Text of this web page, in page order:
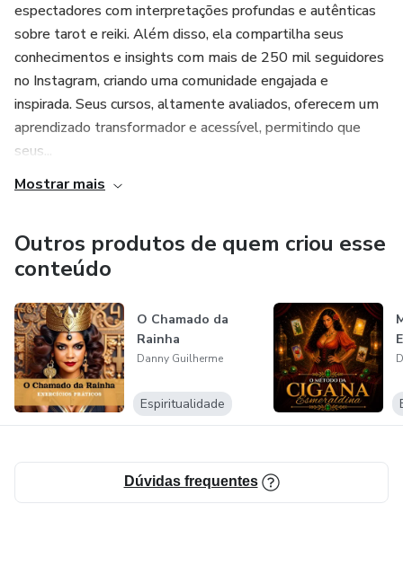
espectadores com interpretações profundas e autênticas
sobre tarot e reiki. Além disso, ela compartilha seus
conhecimentos e insights com mais de 250 mil seguidores
no Instagram, criando uma comunidade engajada e
inspirada. Seus cursos, altamente avaliados, oferecem um
aprendizado transformador e acessível, permitindo que
seus...
Mostrar mais
Outros produtos de quem criou esse
conteúdo
O Chamado da
Rainha
Danny Guilherme
Espiritualidade
Dúvidas frequentes